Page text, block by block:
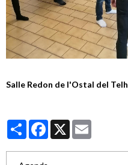
Salle Redon de l'Ostal del Telh
PartagerFacebook
X